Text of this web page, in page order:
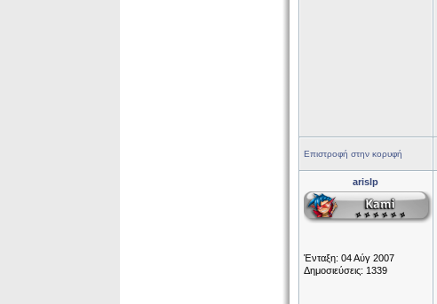
Επιστροφή στην κορυφή
arislp
Ένταξη: 04 Αύγ 2007
Δημοσιεύσεις: 1339